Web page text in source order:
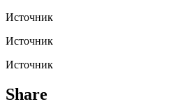
Источник
Источник
Источник
Share